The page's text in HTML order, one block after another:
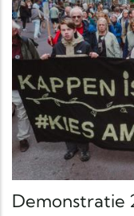
Demonstratie